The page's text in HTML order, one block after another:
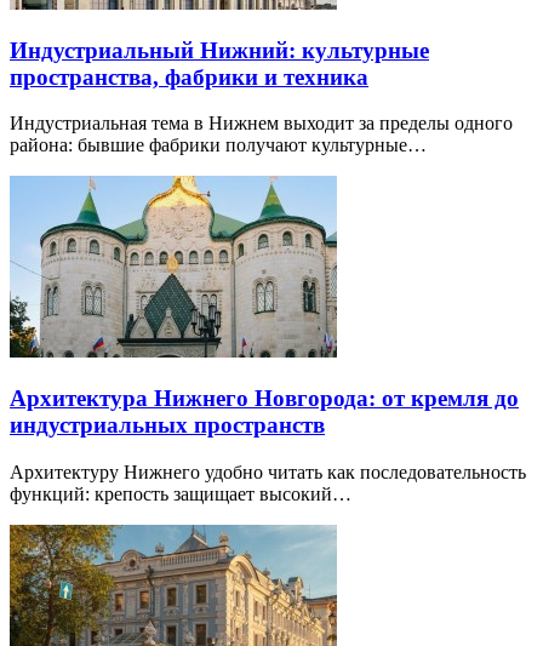
Индустриальный Нижний: культурные
пространства, фабрики и техника
Индустриальная тема в Нижнем выходит за пределы одного
района: бывшие фабрики получают культурные…
Архитектура Нижнего Новгорода: от кремля до
индустриальных пространств
Архитектуру Нижнего удобно читать как последовательность
функций: крепость защищает высокий…